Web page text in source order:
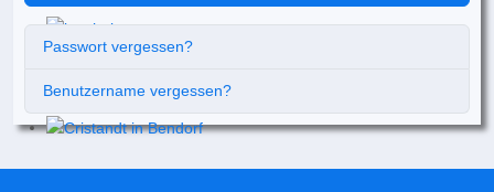
Passwort vergessen?
Benutzername vergessen?